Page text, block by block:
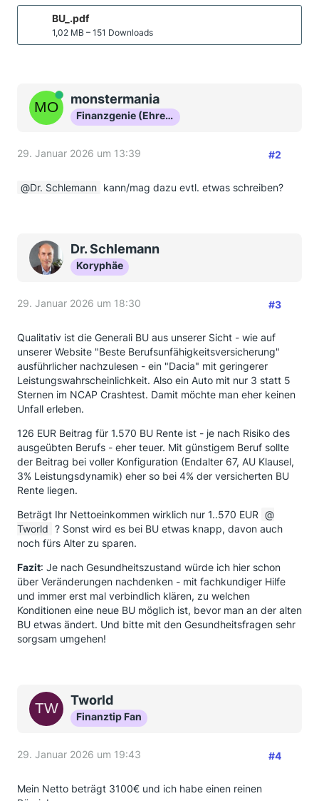
BU_.pdf
1,02 MB – 151 Downloads
Onlinemonstermania
Finanzgenie (Ehrenmitglied)
29. Januar 2026 um 13:39 #2
Dr. Schlemann kann/mag dazu evtl. etwas schreiben?
Dr. Schlemann
Koryphäe
29. Januar 2026 um 18:30 #3
Qualitativ ist die Generali BU aus unserer Sicht - wie auf
unserer Website "Beste Berufsunfähigkeitsversicherung"
ausführlicher nachzulesen - ein "Dacia" mit geringerer
Leistungswahrscheinlichkeit. Also ein Auto mit nur 3 statt 5
Sternen im NCAP Crashtest. Damit möchte man eher keinen
Unfall erleben.
126 EUR Beitrag für 1.570 BU Rente ist - je nach Risiko des
ausgeübten Berufs - eher teuer. Mit günstigem Beruf sollte
der Beitrag bei voller Konfiguration (Endalter 67, AU Klausel,
3% Leistungsdynamik) eher so bei 4% der versicherten BU
Rente liegen.
Beträgt Ihr Nettoeinkommen wirklich nur 1..570 EUR
Tworld ? Sonst wird es bei BU etwas knapp, davon auch
noch fürs Alter zu sparen.
Fazit: Je nach Gesundheitszustand würde ich hier schon
über Veränderungen nachdenken - mit fachkundiger Hilfe
und immer erst mal verbindlich klären, zu welchen
Konditionen eine neue BU möglich ist, bevor man an der alten
BU etwas ändert. Und bitte mit den Gesundheitsfragen sehr
sorgsam umgehen!
Tworld
Finanztip Fan
29. Januar 2026 um 19:43 #4
Mein Netto beträgt 3100€ und ich habe einen reinen